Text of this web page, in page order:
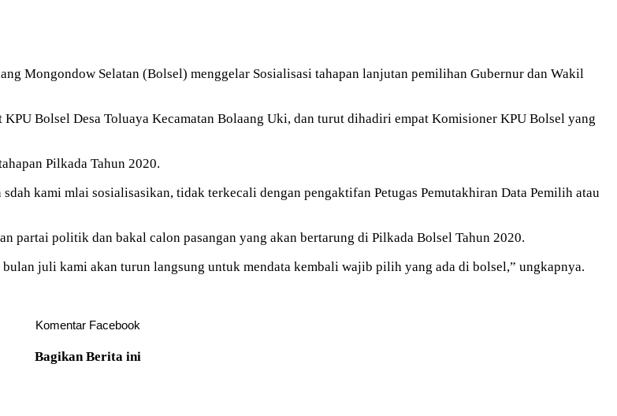
Mongondow Selatan (Bolsel) menggelar Sosialisasi tahapan lanjutan pemilihan Gubernur dan Wakil
Bolsel Desa Toluaya Kecamatan Bolaang Uki, dan turut dihadiri empat Komisioner KPU Bolsel yang
Pilkada Tahun 2020.
kami mlai sosialisasikan, tidak terkecali dengan pengaktifan Petugas Pemutakhiran Data Pemilih atau
partai politik dan bakal calon pasangan yang akan bertarung di Pilkada Bolsel Tahun 2020.
juli kami akan turun langsung untuk mendata kembali wajib pilih yang ada di bolsel,” ungkapnya.
Komentar Facebook
Bagikan Berita ini